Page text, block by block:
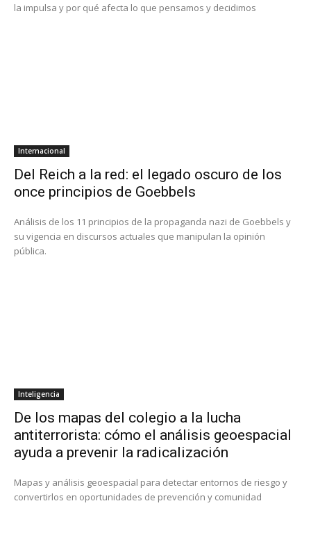
la impulsa y por qué afecta lo que pensamos y decidimos
Internacional
Del Reich a la red: el legado oscuro de los
once principios de Goebbels
Análisis de los 11 principios de la propaganda nazi de Goebbels y
su vigencia en discursos actuales que manipulan la opinión
pública.
Inteligencia
De los mapas del colegio a la lucha
antiterrorista: cómo el análisis geoespacial
ayuda a prevenir la radicalización
Mapas y análisis geoespacial para detectar entornos de riesgo y
convertirlos en oportunidades de prevención y comunidad